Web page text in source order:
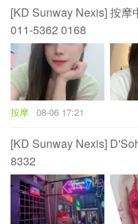
[KD Sunway Nexis] 按摩
011-5362 0168
按摩 08-06 17:21
[KD Sunway Nexis]
8332